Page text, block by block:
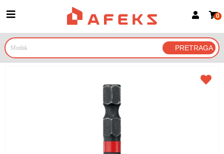
Prijava za članove
Prijavite se Google nalogom
0